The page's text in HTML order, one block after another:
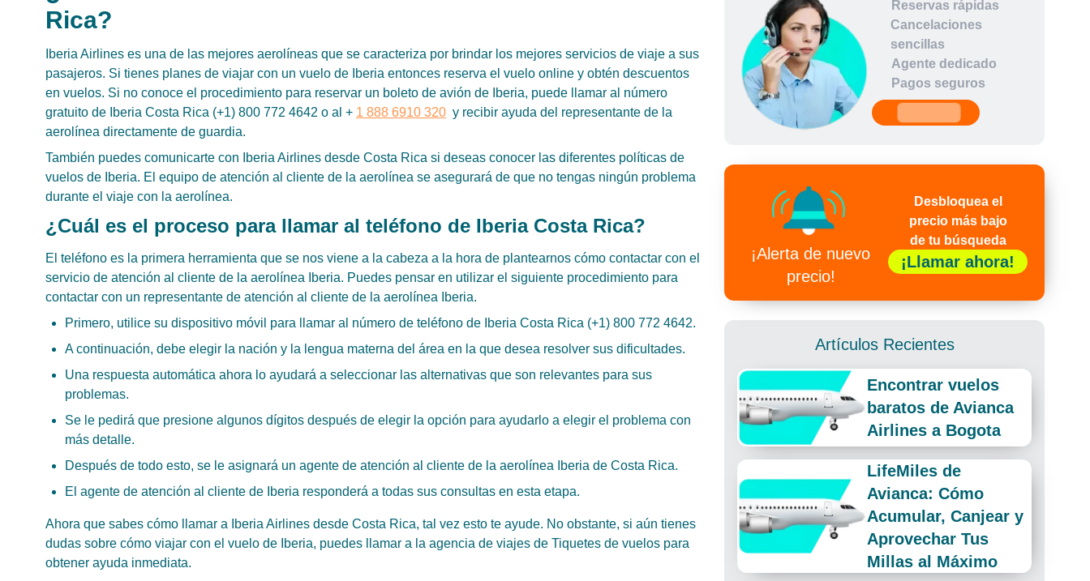
Rica?
Iberia Airlines es una de las mejores aerolíneas que se caracteriza por brindar los mejores servicios de viaje a sus
pasajeros. Si tienes planes de viajar con un vuelo de Iberia entonces reserva el vuelo online y obtén descuentos
en vuelos. Si no conoce el procedimiento para reservar un boleto de avión de Iberia, puede llamar al número
gratuito de Iberia Costa Rica (+1) 800 772 4642 o al + 1 888 6910 320 y recibir ayuda del representante de la
aerolínea directamente de guardia.
También puedes comunicarte con Iberia Airlines desde Costa Rica si deseas conocer las diferentes políticas de
vuelos de Iberia. El equipo de atención al cliente de la aerolínea se asegurará de que no tengas ningún problema
durante el viaje con la aerolínea.
¿Cuál es el proceso para llamar al teléfono de Iberia Costa Rica?
El teléfono es la primera herramienta que se nos viene a la cabeza a la hora de plantearnos cómo contactar con el
servicio de atención al cliente de la aerolínea Iberia. Puedes pensar en utilizar el siguiente procedimiento para
contactar con un representante de atención al cliente de la aerolínea Iberia.
Primero, utilice su dispositivo móvil para llamar al número de teléfono de Iberia Costa Rica (+1) 800 772 4642.
A continuación, debe elegir la nación y la lengua materna del área en la que desea resolver sus dificultades.
Una respuesta automática ahora lo ayudará a seleccionar las alternativas que son relevantes para sus
problemas.
Se le pedirá que presione algunos dígitos después de elegir la opción para ayudarlo a elegir el problema con
más detalle.
Después de todo esto, se le asignará un agente de atención al cliente de la aerolínea Iberia de Costa Rica.
El agente de atención al cliente de Iberia responderá a todas sus consultas en esta etapa.
Ahora que sabes cómo llamar a Iberia Airlines desde Costa Rica, tal vez esto te ayude. No obstante, si aún tienes
dudas sobre cómo viajar con el vuelo de Iberia, puedes llamar a la agencia de viajes de Tiquetes de vuelos para
obtener ayuda inmediata.
Reservas rápidas
Cancelaciones
sencillas
Agente dedicado
Pagos seguros
¡Alerta de nuevo
precio!
Desbloquea el
precio más bajo
de tu búsqueda
¡Llamar ahora!
Artículos Recientes
Encontrar vuelos
baratos de Avianca
Airlines a Bogota
LifeMiles de
Avianca: Cómo
Acumular, Canjear y
Aprovechar Tus
Millas al Máximo